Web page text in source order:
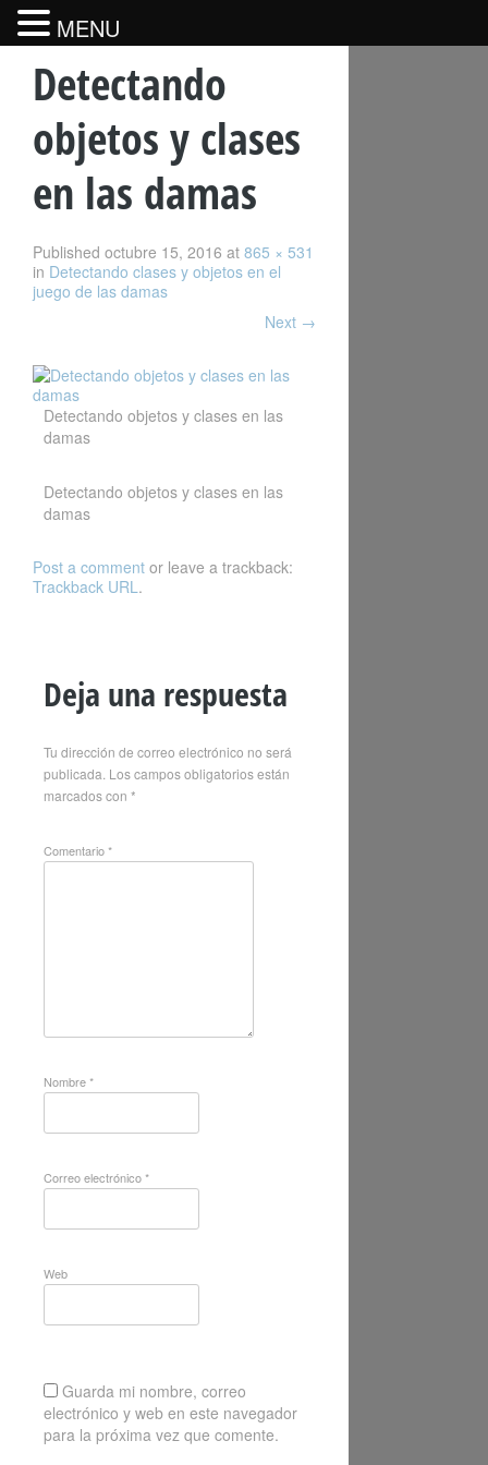
Detectando
objetos y clases
en las damas
Published octubre 15, 2016 at 865 × 531
in Detectando clases y objetos en el
juego de las damas
Next →
Detectando objetos y clases en las
damas
Detectando objetos y clases en las
damas
Post a comment or leave a trackback:
Trackback URL.
Deja una respuesta
Tu dirección de correo electrónico no será
publicada. Los campos obligatorios están
marcados con *
Comentario*
Nombre*
Correo electrónico*
Web
Guarda mi nombre, correo
electrónico y web en este navegador
para la próxima vez que comente.
MENU